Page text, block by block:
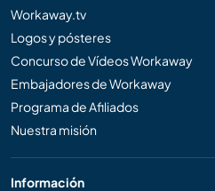
Workaway.tv
Logos y pósteres
Concurso de Vídeos Workaway
Embajadores de Workaway
Programa de Afiliados
Nuestra misión
Información